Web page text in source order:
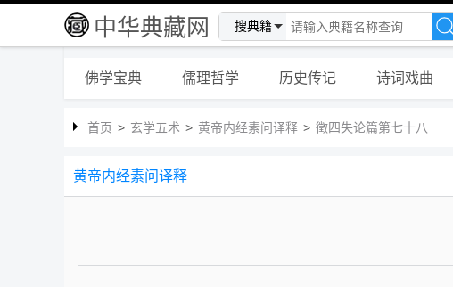
中华典藏网 搜典籍
佛学宝典 儒理哲学 历史传记 诗词戏曲
首页 > 玄学五术 > 黄帝内经素问译释 > 徵四失论篇第七十八
黄帝内经素问译释